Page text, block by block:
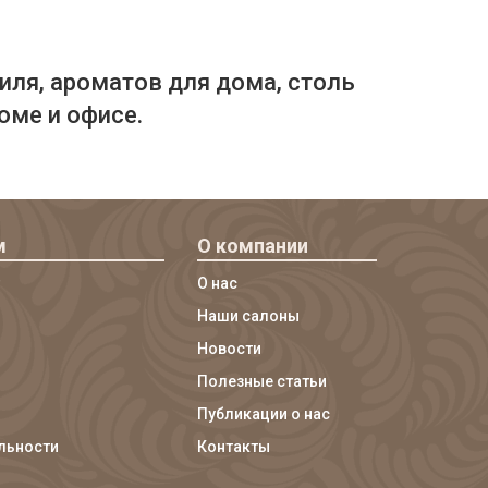
ароматов для дома, столь
и офисе.
О компании
О нас
Наши салоны
Новости
Полезные статьи
Публикации о нас
Контакты